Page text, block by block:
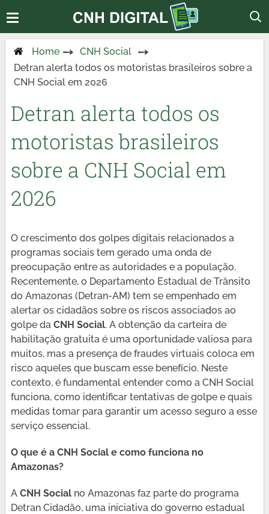
Home
CNH Social
Detran alerta todos os motoristas brasileiros sobre a
CNH Social em 2026
Detran alerta todos os
motoristas brasileiros
sobre a CNH Social em
2026
O crescimento dos golpes digitais relacionados a
programas sociais tem gerado uma onda de
preocupação entre as autoridades e a população.
Recentemente, o Departamento Estadual de Trânsito
do Amazonas (Detran-AM) tem se empenhado em
alertar os cidadãos sobre os riscos associados ao
golpe da CNH Social. A obtenção da carteira de
habilitação gratuita é uma oportunidade valiosa para
muitos, mas a presença de fraudes virtuais coloca em
risco aqueles que buscam esse benefício. Neste
contexto, é fundamental entender como a CNH Social
funciona, como identificar tentativas de golpe e quais
medidas tomar para garantir um acesso seguro a esse
serviço essencial.
O que é a CNH Social e como funciona no
Amazonas?
A CNH Socialno Amazonas faz parte do programa
Detran Cidadão, uma iniciativa do governo estadual